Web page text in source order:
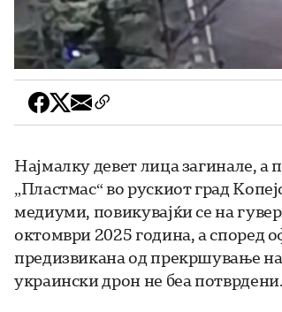
Најмалку девет лица загинале, а
„Пластмас“ во рускиот град
медиуми, повикувајќи се на
октомври 2025 година, а според
предизвикана од прекршување
украински дрон не беа потврдени.